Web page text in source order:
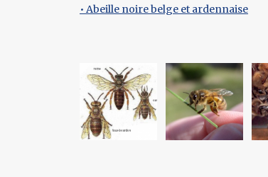
• Abeille noire belge et ardennaise